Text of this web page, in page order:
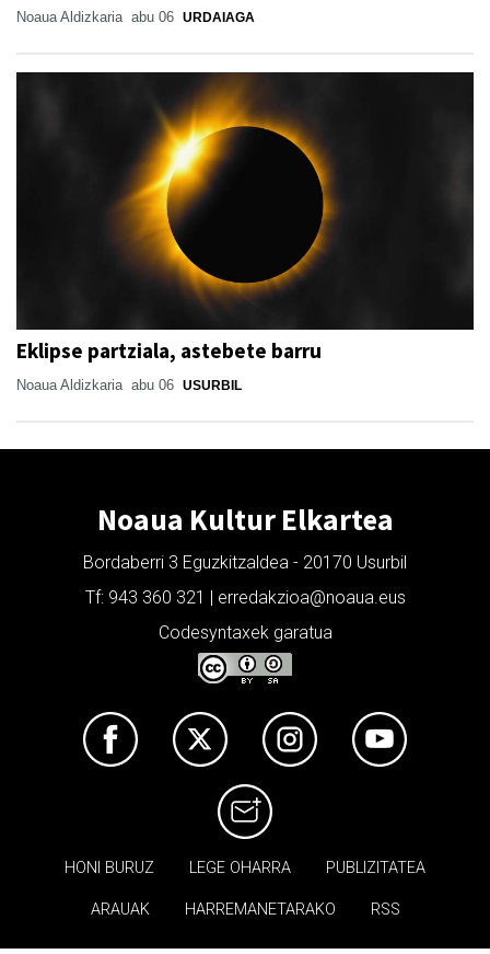
Noaua Aldizkaria abu 06 URDAIAGA
Eklipse partziala, astebete barru
Noaua Aldizkaria abu 06 USURBIL
Noaua Kultur Elkartea
Bordaberri 3 Eguzkitzaldea - 20170 Usurbil
Tf: 943 360 321 | erredakzioa@noaua.eus
Codesyntaxek garatua
HONI BURUZ LEGE OHARRA PUBLIZITATEA
ARAUAK HARREMANETARAKO RSS